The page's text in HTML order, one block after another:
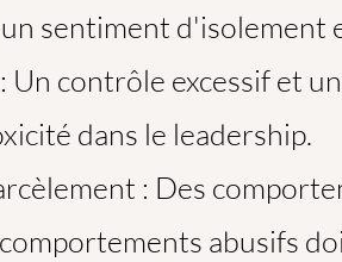
sentiment d'isolement
Un contrôle excessif et
dans le leadership.
: Des
abusifs